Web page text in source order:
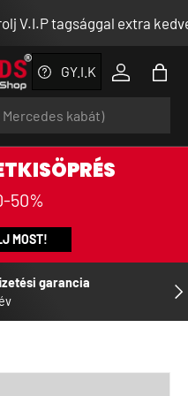
tagsággal extra
GY.I.K
50%
MOST!
garancia